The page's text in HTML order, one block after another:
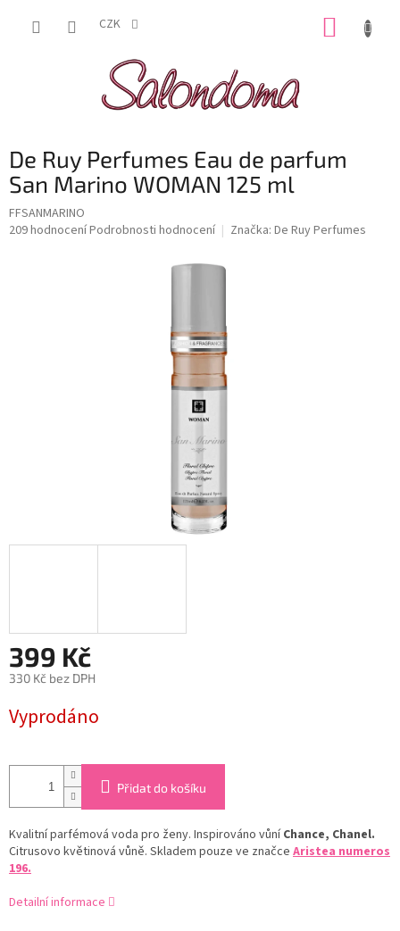
CZK
De Ruy Perfumes Eau de parfum
San Marino WOMAN 125 ml
FFSANMARINO
Průměrné
209 hodnoceníPodrobnosti hodnocení Značka: De Ruy Perfumes
399 Kč
330 Kč bez DPH
cena:
Vyprodáno
Přidat do košíku
Kvalitní parfémová voda pro ženy. Inspirováno vůníChance, Chanel.
Citrusovo květinová vůně. Skladem pouze ve značce Aristea numeros
196.
Detailní informace